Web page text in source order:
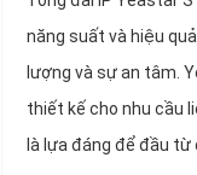
năng suất và hiệu
lượng và sự an tâm.
thiết kế cho nhu cầu
là lựa đáng để đầu từ